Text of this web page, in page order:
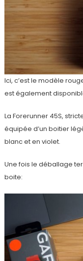
Ici, c’est le modèle
est également
La Forerunner 45S,
équipée d’un boitier
blanc et en violet.
Une fois le déballage
boite: